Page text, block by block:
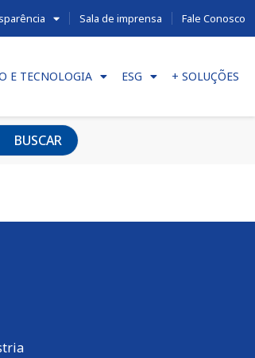
Sala de imprensa Fale Conosco
E TECNOLOGIA ESG + SOLUÇÕES
BUSCAR